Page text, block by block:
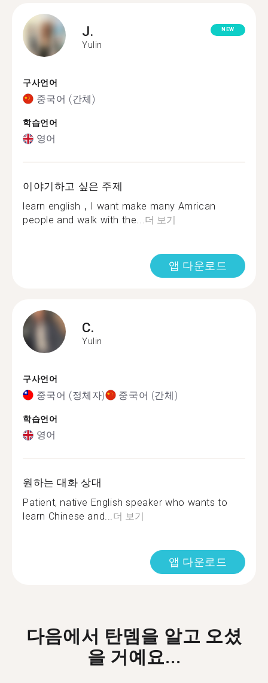
J.
Yulin
NEW
구사언어
중국어 (간체)
학습언어
영어
이야기하고 싶은 주제
learn english，I want make many Amrican
people and walk with the...더 보기
앱 다운로드
C.
Yulin
구사언어
중국어 (정체자) 중국어 (간체)
학습언어
영어
원하는 대화 상대
Patient, native English speaker who wants to
learn Chinese and...더 보기
앱 다운로드
다음에서 탄뎀을 알고 오셨
을 거예요...